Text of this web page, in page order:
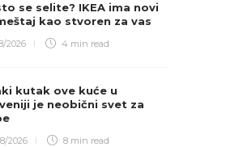
se selite? IKEA ima novi
kao stvoren za vas
2026 4 min read
kutak ove kuće u
je neobični svet za
2026 8 min read